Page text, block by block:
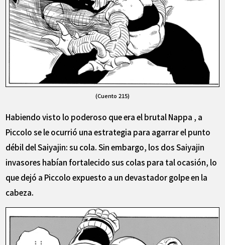
(Cuento 215)
Habiendo visto lo poderoso que era el brutal Nappa , a
Piccolo se le ocurrió una estrategia para agarrar el punto
débil del Saiyajin: su cola. Sin embargo, los dos Saiyajin
invasores habían fortalecido sus colas para tal ocasión, lo
que dejó a Piccolo expuesto a un devastador golpe en la
cabeza.